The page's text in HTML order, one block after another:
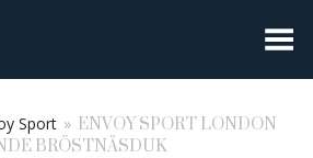
Toggla meny
Sport » ENVOY SPORT LONDON
BRÖSTNÄSDUK